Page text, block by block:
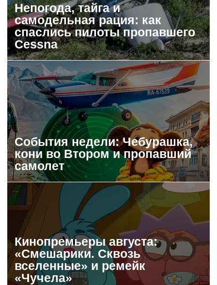
Непогода, тайга и
самодельная рация: как
спаслись пилоты пропавшего
Cessna
События недели: Чебурашка,
кони во Втором и пропавший
самолет
Кинопремьеры августа:
«Смешарики. Сквозь
вселенные» и ремейк
«Чучела»